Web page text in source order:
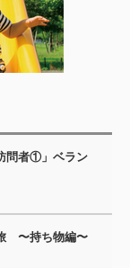
問者①」ベラン
〜持ち物編〜